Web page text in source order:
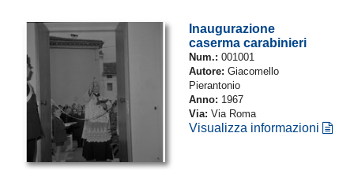
Inaugurazione
caserma carabinieri
Num.: 001001
Autore: Giacomello
Pierantonio
Anno: 1967
Via: Via Roma
Visualizza informazioni